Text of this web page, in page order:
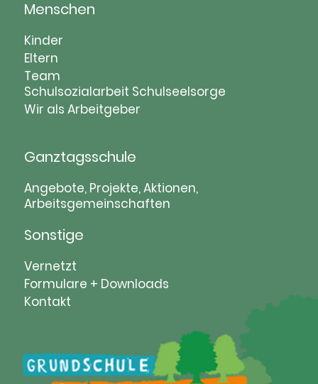
Menschen
Navigation
überspringen
Kinder
Eltern
Team
Schulsozialarbeit Schulseelsorge
Wir als Arbeitgeber
Ganztagsschule
Navigation
überspringen
Angebote, Projekte, Aktionen,
Arbeitsgemeinschaften
Sonstige
Navigation
überspringen
Vernetzt
Formulare + Downloads
Kontakt